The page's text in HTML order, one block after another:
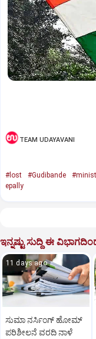
TEAM UDAYAVANI
#lost #Gudibande
epally
ಇನ್ನಷ್ಟು ಸುದ್ದಿ ಈ
11 days ago
ಸುಮಾ ನರ್ಸಿಂಗ್ ಹೋಮ್
ಪರಿಶೀಲನೆ ವರದಿ ನಾಳೆ